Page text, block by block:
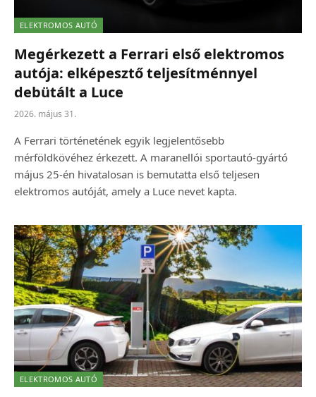
ELEKTROMOS AUTÓ
Megérkezett a Ferrari első elektromos
autója: elképesztő teljesítménnyel
debütált a Luce
2026. május 31.
A Ferrari történetének egyik legjelentősebb
mérföldkövéhez érkezett. A maranellói sportautó-gyártó
május 25-én hivatalosan is bemutatta első teljesen
elektromos autóját, amely a Luce nevet kapta.
ELEKTROMOS AUTÓ